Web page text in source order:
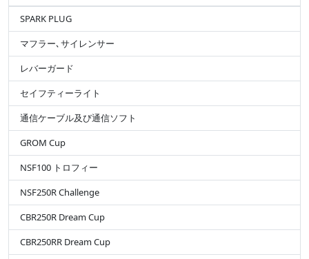
SPARK PLUG
マフラー､サイレンサー
レバーガード
セイフティーライト
通信ケーブル及び通信ソフト
GROM Cup
NSF100 トロフィー
NSF250R Challenge
CBR250R Dream Cup
CBR250RR Dream Cup